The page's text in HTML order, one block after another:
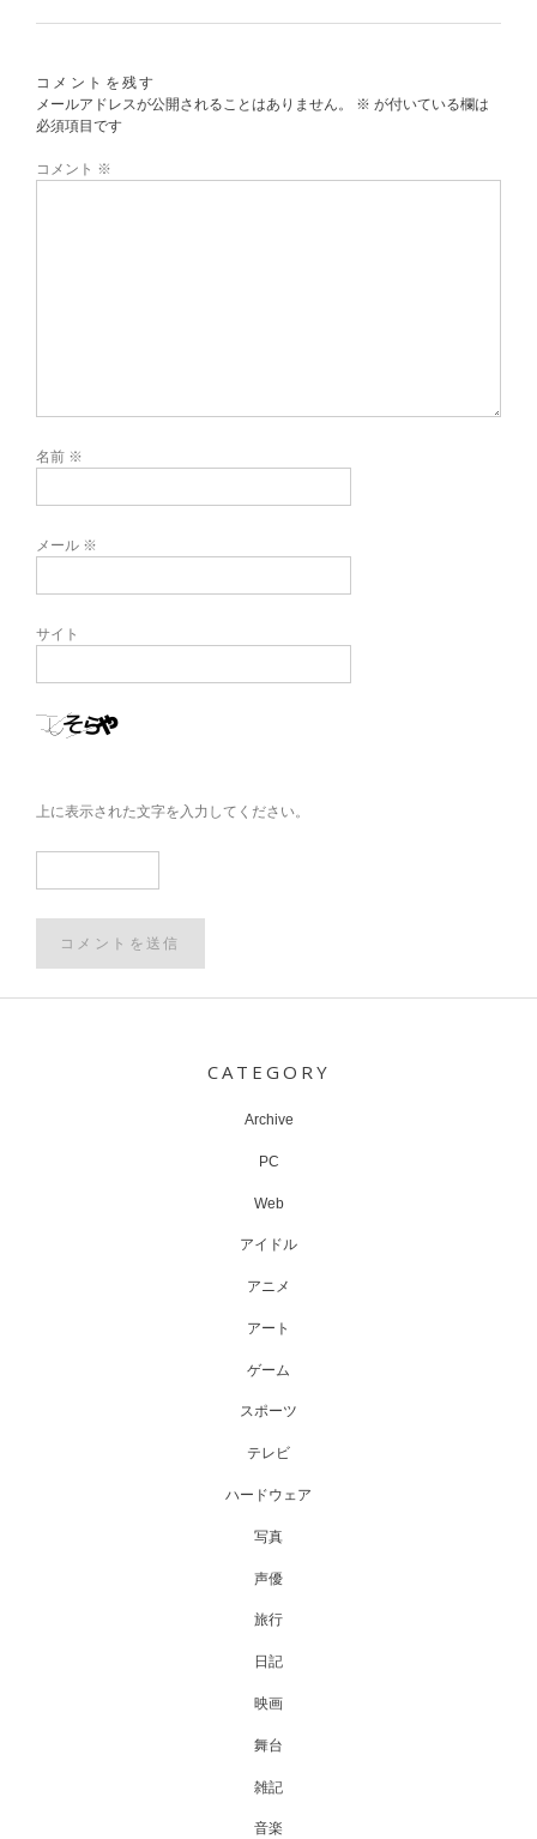
コメントを残す
メールアドレスが公開されることはありません。
※ が付いている欄は
必須項目です
コメント ※
名前 ※
メール ※
サイト
上に表示された文字を入力してください。
CATEGORY
Archive
PC
Web
アイドル
アニメ
アート
ゲーム
スポーツ
テレビ
ハードウェア
写真
声優
旅行
日記
映画
舞台
雑記
音楽